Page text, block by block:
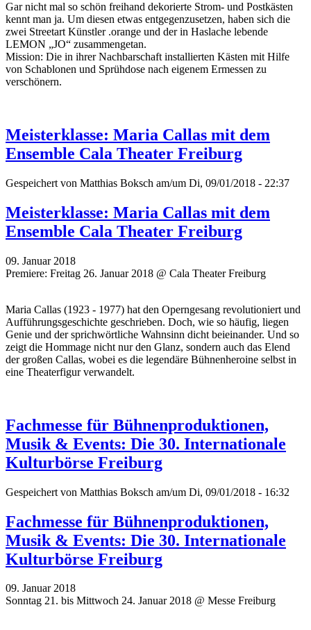
Gar nicht mal so schön freihand dekorierte Strom- und Postkästen
kennt man ja. Um diesen etwas entgegenzusetzen, haben sich die
zwei Streetart Künstler .orange und der in Haslache lebende
LEMON „JO“ zusammengetan.
Mission: Die in ihrer Nachbarschaft installierten Kästen mit Hilfe
von Schablonen und Sprühdose nach eigenem Ermessen zu
verschönern.
Meisterklasse: Maria Callas mit dem
Ensemble Cala Theater Freiburg
Gespeichert von Matthias Boksch am/um Di, 09/01/2018 - 22:37
Meisterklasse: Maria Callas mit dem
Ensemble Cala Theater Freiburg
09. Januar 2018
Premiere: Freitag 26. Januar 2018 @ Cala Theater Freiburg
Maria Callas (1923 - 1977) hat den Operngesang revolutioniert und
Aufführungsgeschichte geschrieben. Doch, wie so häufig, liegen
Genie und der sprichwörtliche Wahnsinn dicht beieinander. Und so
zeigt die Hommage nicht nur den Glanz, sondern auch das Elend
der großen Callas, wobei es die legendäre Bühnenheroine selbst in
eine Theaterfigur verwandelt.
Fachmesse für Bühnenproduktionen,
Musik & Events: Die 30. Internationale
Kulturbörse Freiburg
Gespeichert von Matthias Boksch am/um Di, 09/01/2018 - 16:32
Fachmesse für Bühnenproduktionen,
Musik & Events: Die 30. Internationale
Kulturbörse Freiburg
09. Januar 2018
Sonntag 21. bis Mittwoch 24. Januar 2018 @ Messe Freiburg